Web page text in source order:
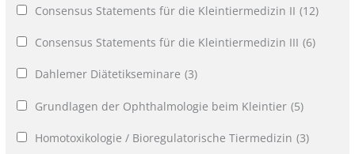
Consensus Statements für die Kleintiermedizin II (12)
Consensus Statements für die Kleintiermedizin III (6)
Dahlemer Diätetikseminare (3)
Grundlagen der Ophthalmologie beim Kleintier (5)
Homotoxikologie / Bioregulatorische Tiermedizin (3)